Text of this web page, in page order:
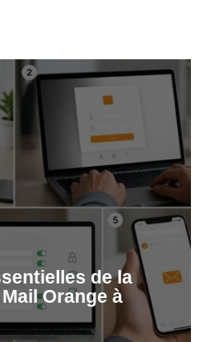
de la
Orange à